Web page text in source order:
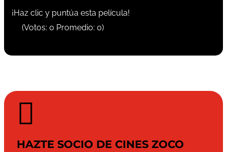
¡Haz clic y puntúa esta película!
(Votos: 0 Promedio: 0)

HAZTE SOCIO DE CINES ZOCO